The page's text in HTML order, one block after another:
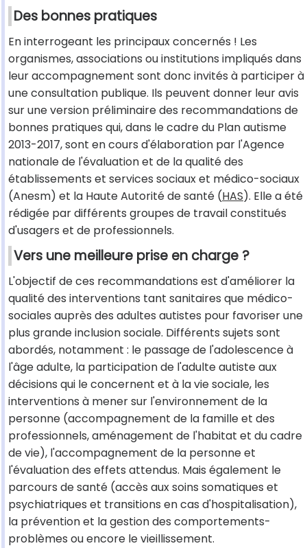
Des bonnes pratiques
En interrogeant les principaux concernés ! Les
organismes, associations ou institutions impliqués dans
leur accompagnement sont donc invités à participer à
une consultation publique. Ils peuvent donner leur avis
sur une version préliminaire des recommandations de
bonnes pratiques qui, dans le cadre du Plan autisme
2013-2017, sont en cours d'élaboration par l'Agence
nationale de l'évaluation et de la qualité des
établissements et services sociaux et médico-sociaux
(Anesm) et la Haute Autorité de santé (HAS). Elle a été
rédigée par différents groupes de travail constitués
d'usagers et de professionnels.
Vers une meilleure prise en charge ?
L'objectif de ces recommandations est d'améliorer la
qualité des interventions tant sanitaires que médico-
sociales auprès des adultes autistes pour favoriser une
plus grande inclusion sociale. Différents sujets sont
abordés, notamment : le passage de l'adolescence à
l'âge adulte, la participation de l'adulte autiste aux
décisions qui le concernent et à la vie sociale, les
interventions à mener sur l'environnement de la
personne (accompagnement de la famille et des
professionnels, aménagement de l'habitat et du cadre
de vie), l'accompagnement de la personne et
l'évaluation des effets attendus. Mais également le
parcours de santé (accès aux soins somatiques et
psychiatriques et transitions en cas d'hospitalisation),
la prévention et la gestion des comportements-
problèmes ou encore le vieillissement.